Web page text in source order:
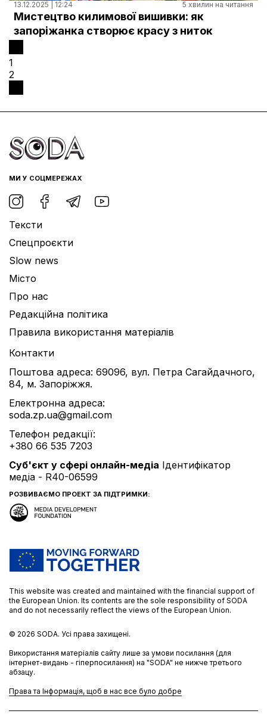
13.12.2025 | 12:24 5 хвилин на читання
Мистецтво килимової вишивки: як
запоріжанка створює красу з ниток
1
2
МИ У СОЦМЕРЕЖАХ
Тексти
Спецпроєкти
Slow news
Місто
Про нас
Редакційна політика
Правила використання матеріалів
Контакти
Поштова адреса: 69096, вул. Петра Сагайдачного,
84, м. Запоріжжя.
Електронна адреса:
soda.zp.ua@gmail.com
Телефон редакції:
+380 66 535 7203
Cуб'єкт у сфері онлайн-медіа Ідентифікатор
медіа - R40-06599
РОЗВИВАЄМО ПРОЕКТ ЗА ПІДТРИМКИ:
This website was created and maintained with the financial support of
the European Union. Its contents are the sole responsibility of SODA
and do not necessarily reflect the views of the European Union.
© 2026 SODA. Усі права захищені.
Використання матеріалів сайту лише за умови посилання (для
інтернет-видань - гіперпосилання) на "SODA" не нижче третього
абзацу.
Права та Інформація, щоб в нас все було добре